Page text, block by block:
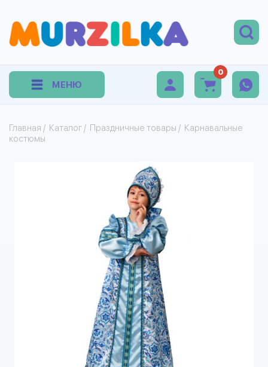
МЕНЮ
0
Главная / Каталог / Праздничные товары / Карнавальные
костюмы